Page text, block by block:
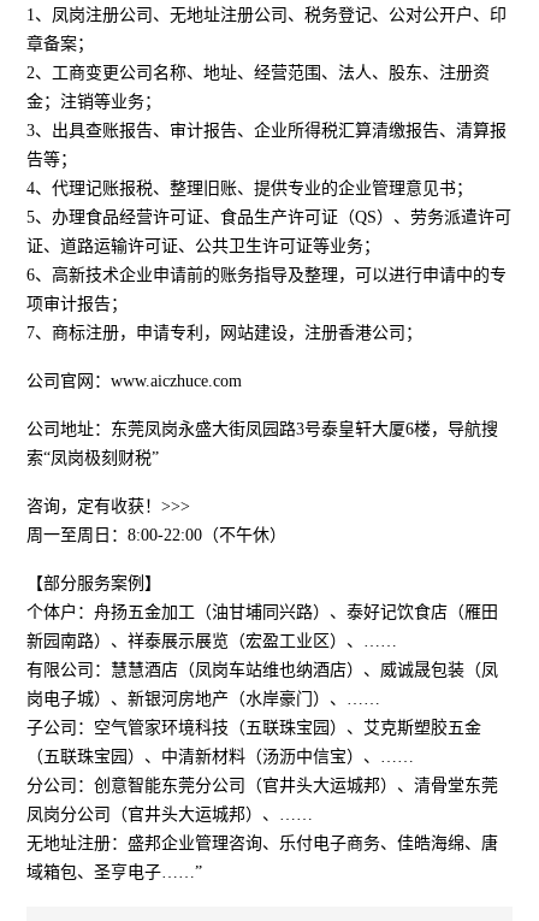
1、凤岗注册公司、无地址注册公司、税务登记、公对公开户、印
章备案；
2、工商变更公司名称、地址、经营范围、法人、股东、注册资
金；注销等业务；
3、出具查账报告、审计报告、企业所得税汇算清缴报告、清算报
告等；
4、代理记账报税、整理旧账、提供专业的企业管理意见书；
5、办理食品经营许可证、食品生产许可证（QS）、劳务派遣许可
证、道路运输许可证、公共卫生许可证等业务；
6、高新技术企业申请前的账务指导及整理，可以进行申请中的专
项审计报告；
7、商标注册，申请专利，网站建设，注册香港公司；
公司官网：www.aiczhuce.com
公司地址：东莞凤岗永盛大街凤园路3号泰皇轩大厦6楼，导航搜
索“凤岗极刻财税”
咨询，定有收获！>>>
周一至周日：8:00-22:00（不午休）
【部分服务案例】
个体户：舟扬五金加工（油甘埔同兴路）、泰好记饮食店（雁田
新园南路）、祥泰展示展览（宏盈工业区）、……
有限公司：慧慧酒店（凤岗车站维也纳酒店）、威诚晟包装（凤
岗电子城）、新银河房地产（水岸豪门）、……
子公司：空气管家环境科技（五联珠宝园）、艾克斯塑胶五金
（五联珠宝园）、中清新材料（汤沥中信宝）、……
分公司：创意智能东莞分公司（官井头大运城邦）、清骨堂东莞
凤岗分公司（官井头大运城邦）、……
无地址注册：盛邦企业管理咨询、乐付电子商务、佳皓海绵、唐
域箱包、圣亨电子……”